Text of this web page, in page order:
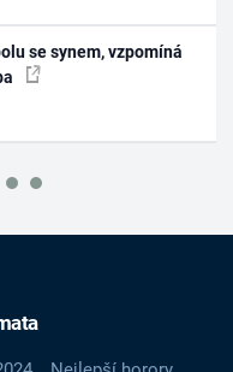
se synem, vzpomíná